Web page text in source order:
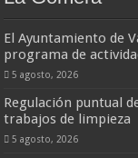
El Ayuntamiento de
programa de
5 agosto, 2026
Regulación puntual
trabajos de limpieza
5 agosto, 2026